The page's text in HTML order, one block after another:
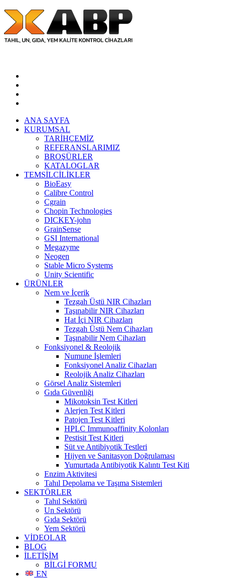
ANA SAYFA
KURUMSAL
TARİHÇEMİZ
REFERANSLARIMIZ
BROŞÜRLER
KATALOGLAR
TEMSİLCİLİKLER
BioEasy
Calibre Control
Cgrain
Chopin Technologies
DICKEY-john
GrainSense
GSI International
Megazyme
Neogen
Stable Micro Systems
Unity Scientific
ÜRÜNLER
Nem ve İçerik
Tezgah Üstü NIR Cihazları
Taşınabilir NIR Cihazları
Hat İçi NIR Cihazları
Tezgah Üstü Nem Cihazları
Taşınabilir Nem Cihazları
Fonksiyonel & Reolojik
Numune İşlemleri
Fonksiyonel Analiz Cihazları
Reolojik Analiz Cihazları
Görsel Analiz Sistemleri
Gıda Güvenliği
Mikotoksin Test Kitleri
Alerjen Test Kitleri
Patojen Test Kitleri
HPLC Immunoaffinity Kolonları
Pestisit Test Kitleri
Süt ve Antibiyotik Testleri
Hijyen ve Sanitasyon Doğrulaması
Yumurtada Antibiyotik Kalıntı Test Kiti
Enzim Aktivitesi
Tahıl Depolama ve Taşıma Sistemleri
SEKTÖRLER
Tahıl Sektörü
Un Sektörü
Gıda Sektörü
Yem Sektörü
VİDEOLAR
BLOG
İLETİŞİM
BİLGİ FORMU
EN